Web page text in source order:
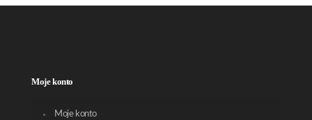
Moje konto
Moje konto